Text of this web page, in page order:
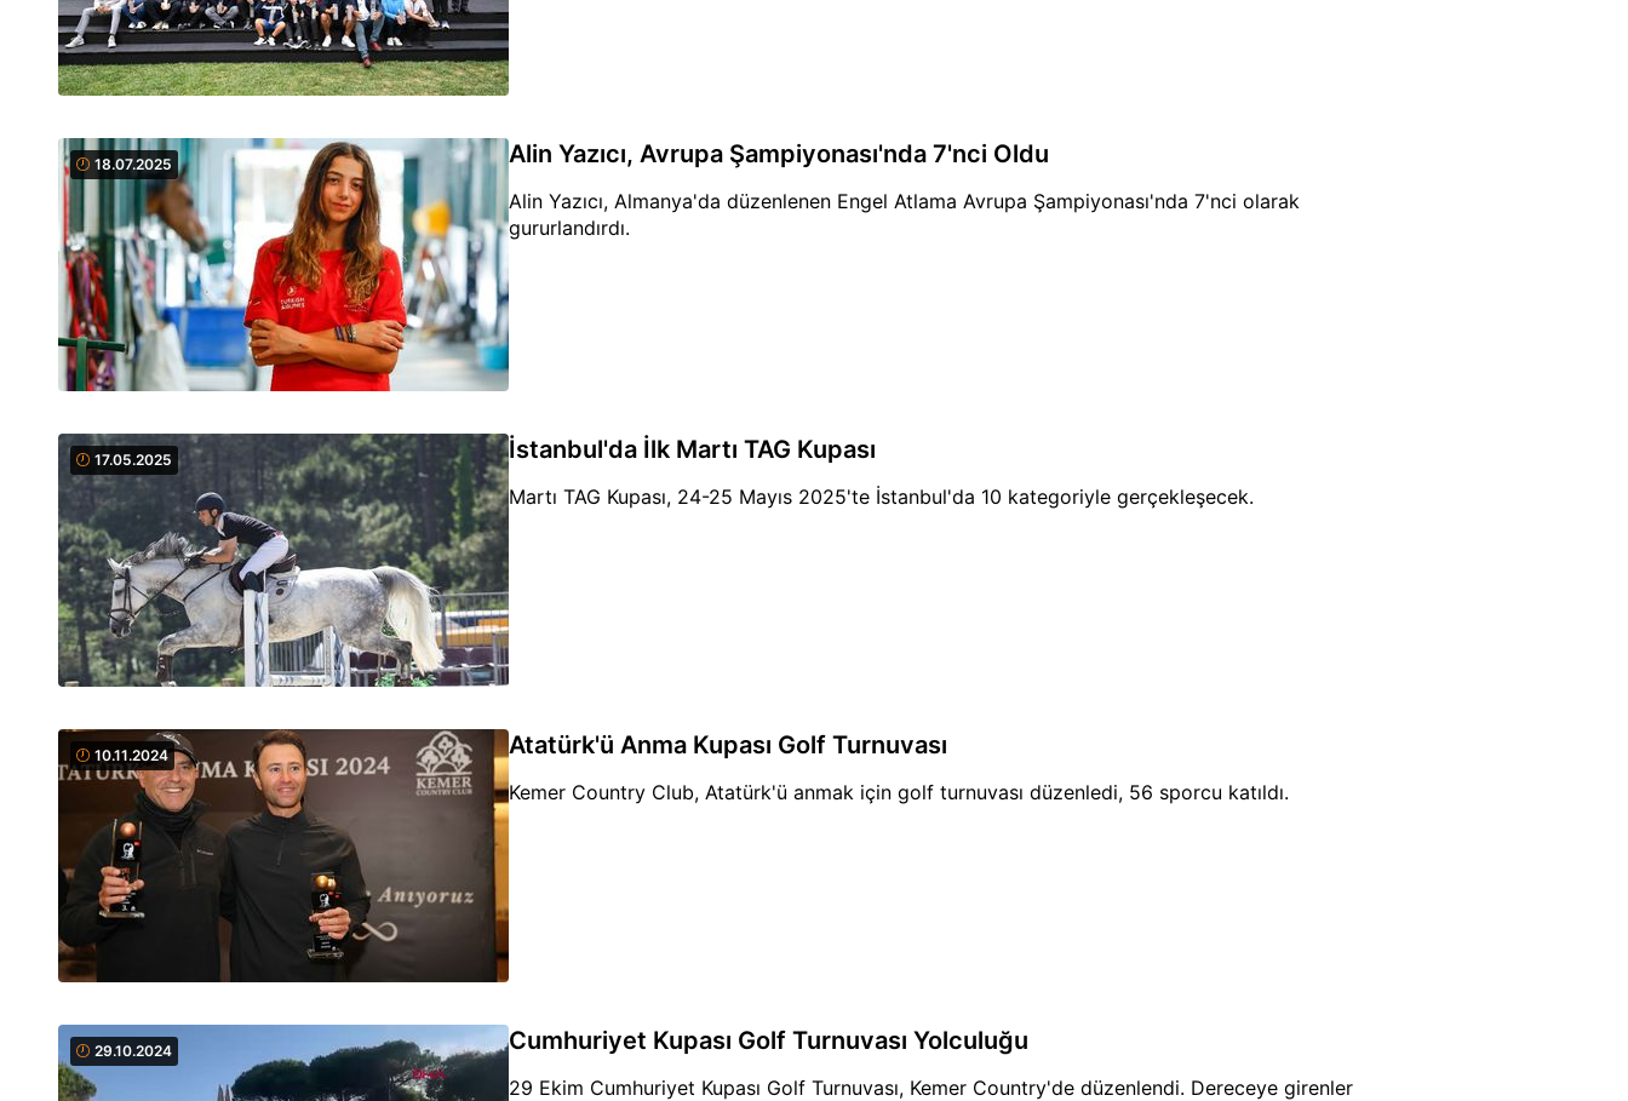
18.07.2025 Alin Yazıcı, Avrupa Şampiyonası'nda 7'nci Oldu
Alin Yazıcı, Almanya'da düzenlenen Engel Atlama Avrupa Şampiyonası'nda 7'nci olarak
gururlandırdı.
17.05.2025 İstanbul'da İlk Martı TAG Kupası
Martı TAG Kupası, 24-25 Mayıs 2025'te İstanbul'da 10 kategoriyle gerçekleşecek.
10.11.2024 Atatürk'ü Anma Kupası Golf Turnuvası
Kemer Country Club, Atatürk'ü anmak için golf turnuvası düzenledi, 56 sporcu katıldı.
29.10.2024 Cumhuriyet Kupası Golf Turnuvası Yolculuğu
29 Ekim Cumhuriyet Kupası Golf Turnuvası, Kemer Country'de düzenlendi. Dereceye girenler